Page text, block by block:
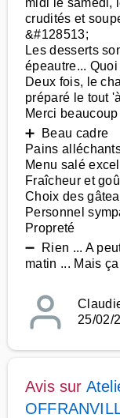
midi le samedi,
crudités et
&#128513;
Les desserts
épeautre...
Deux fois, le
préparé le tout
Merci beaucoup
➕ Beau cadre
Pains
Menu salé
Fraîcheur et
Choix des
Personnel
Propreté
➖ Rien ... A
matin ... Mais
25/02/
Avis sur